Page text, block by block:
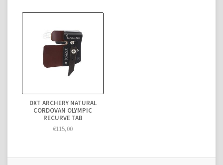
DXT ARCHERY NATURAL
CORDOVAN OLYMPIC
RECURVE TAB
€115,00